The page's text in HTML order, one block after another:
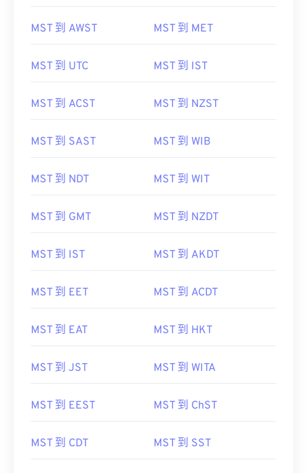
MST 到 AWST MST 到 MET
MST 到 UTC MST 到 IST
MST 到 ACST MST 到 NZST
MST 到 SAST MST 到 WIB
MST 到 NDT MST 到 WIT
MST 到 GMT MST 到 NZDT
MST 到 IST MST 到 AKDT
MST 到 EET MST 到 ACDT
MST 到 EAT MST 到 HKT
MST 到 JST MST 到 WITA
MST 到 EEST MST 到 ChST
MST 到 CDT MST 到 SST